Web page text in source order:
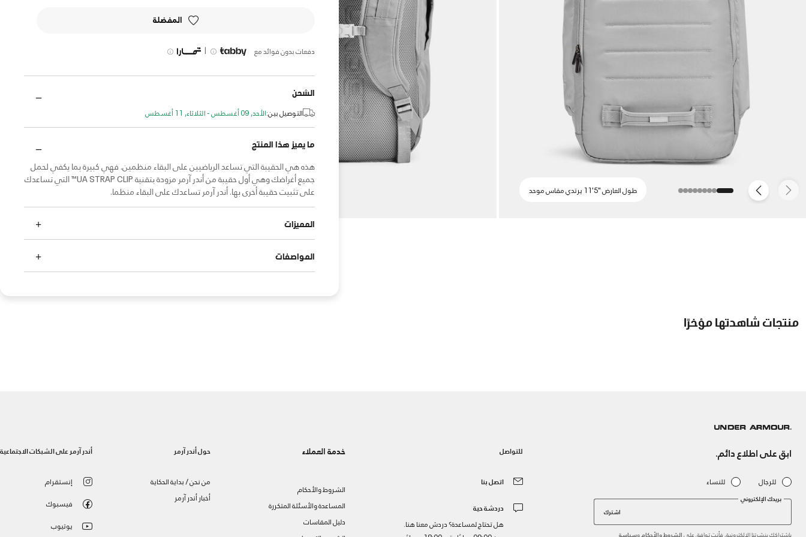
طول العارض "5'11 يرتدي مقاس موحد
المفضلة
دفعات بدون فوائد مع |
الشحن
التوصيل بين:الأحد, 09 أغسطس - الثلاثاء, 11 أغسطس
ما يميز هذا المنتج
هذه هي الحقيبة التي تساعد الرياضيين على البقاء منظمين. فهي كبيرة بما يكفي لحمل
جميع أغراضك وهي أول حقيبة من أندر آرمر مزودة بتقنية UA STRAP CLIP™ التي تساعدك
على تثبيت حقيبة أخرى بها. أندر آرمر تساعدك على البقاء منظما.
المميزات
المواصفات
منتجات شاهدتها مؤخرًا
ابق على اطلاع دائم.
للرجال للنساء
بريدك الإلكتروني
اشترك
باشتراكك بنشرتنا الإلكترونية، فأنت توافق على الشروط والأحكام وسياسة
للتواصل
اتصل بنا
دردشة حية
هل تحتاج لمساعدة؟ دردش معنا هنا.
خدمة العملاء
الشروط والأحكام
المساعدة والأسئلة المتكررة
دليل المقاسات
حول أندر آرمر
من نحن / بداية الحكاية
أخبار أندر آرمر
أندر آرمر على الشبكات الاجتماعية
إنستقرام
فيسبوك
يوتيوب